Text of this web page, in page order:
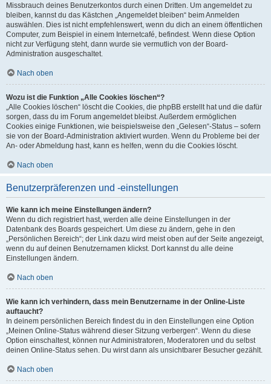
Missbrauch deines Benutzerkontos durch einen Dritten. Um angemeldet zu
bleiben, kannst du das Kästchen „Angemeldet bleiben“ beim Anmelden
auswählen. Dies ist nicht empfehlenswert, wenn du dich an einem öffentlichen
Computer, zum Beispiel in einem Internetcafé, befindest. Wenn diese Option
nicht zur Verfügung steht, dann wurde sie vermutlich von der Board-
Administration ausgeschaltet.
Nach oben
Wozu ist die Funktion „Alle Cookies löschen“?
„Alle Cookies löschen“ löscht die Cookies, die phpBB erstellt hat und die dafür
sorgen, dass du im Forum angemeldet bleibst. Außerdem ermöglichen
Cookies einige Funktionen, wie beispielsweise den „Gelesen“-Status – sofern
sie von der Board-Administration aktiviert wurden. Wenn du Probleme bei der
An- oder Abmeldung hast, kann es helfen, wenn du die Cookies löscht.
Nach oben
Benutzerpräferenzen und -einstellungen
Wie kann ich meine Einstellungen ändern?
Wenn du dich registriert hast, werden alle deine Einstellungen in der
Datenbank des Boards gespeichert. Um diese zu ändern, gehe in den
„Persönlichen Bereich“; der Link dazu wird meist oben auf der Seite angezeigt,
wenn du auf deinen Benutzernamen klickst. Dort kannst du alle deine
Einstellungen ändern.
Nach oben
Wie kann ich verhindern, dass mein Benutzername in der Online-Liste
auftaucht?
In deinem persönlichen Bereich findest du in den Einstellungen eine Option
„Meinen Online-Status während dieser Sitzung verbergen“. Wenn du diese
Option einschaltest, können nur Administratoren, Moderatoren und du selbst
deinen Online-Status sehen. Du wirst dann als unsichtbarer Besucher gezählt.
Nach oben